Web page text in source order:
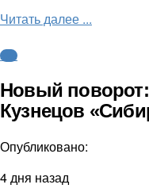
Читать далее ...
КХЛ
Новый
Кузнецов
Опубликовано:
4 дня назад